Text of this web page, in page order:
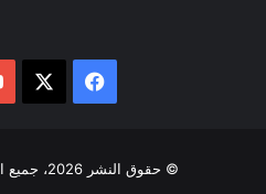
فيسبوك
© حقوق النشر 2026، جميع الحقوق محفوظة |